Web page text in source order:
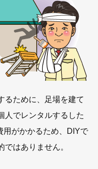
るために、足場を建て
人でレンタルするした
用がかかるため、DIYで
はありません。